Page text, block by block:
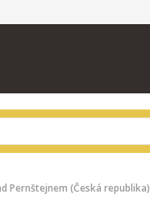
Pernštejnem (Česká republika)